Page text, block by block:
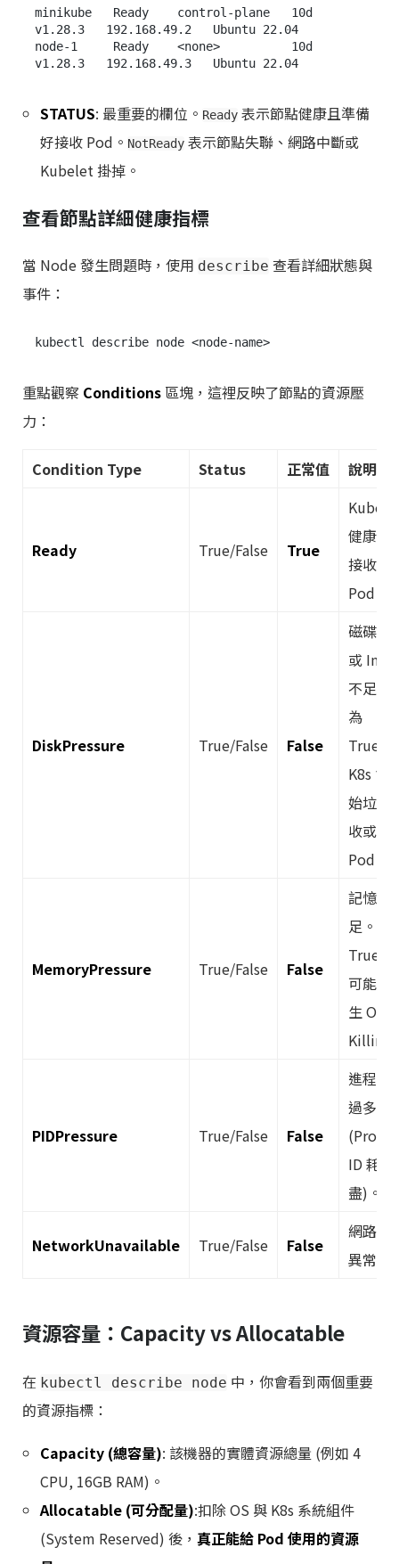
minikube   Ready    control-plane   10d
v1.28.3   192.168.49.2   Ubuntu 22.04
node-1     Ready    <none>          10d
STATUS: 最重要的欄位。 Ready 表示節點健康且準備
好接收 Pod。 NotReady 表示節點失聯、網路中斷或
Kubelet 掛掉。
查看節點詳細健康指標
當 Node 發生問題時，使用 describe 查看詳細狀態與
事件：
重點觀察 Conditions 區塊，這裡反映了節點的資源壓
力：
Condition Type Status 正常值 說明
Ready True/False True
健康且
接收
Pod。
DiskPressure True/False False
磁碟空
或
不足。
為
True，
K8s 會
始垃圾
收或驅
Pod。
MemoryPressure True/False False
記憶體
足。若
True，
可能會
生 OOM
Killing
PIDPressure True/False False
進程數
過多
ID 耗
盡)。
NetworkUnavailable True/False False
網路配
異常。
資源容量：Capacity vs Allocatable
在 kubectl describe node 中，你會看到兩個重要
的資源指標：
Capacity (總容量): 該機器的實體資源總量 (例如 4
CPU, 16GB RAM)。
Allocatable (可分配量):扣除 OS 與 K8s 系統組件
(System Reserved) 後， 真正能給 Pod 使用的資源